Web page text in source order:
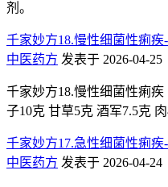
剂。
千家妙方18.慢性细菌性痢疾
中医药方 发表于 2026-04-25
千家妙方18.慢性细菌性痢
子10克 甘草5克 酒军7.5克
千家妙方17.急性细菌性痢
中医药方 发表于 2026-04-24